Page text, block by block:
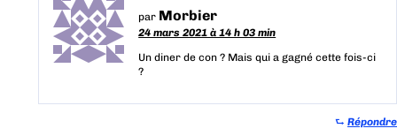
par Morbier
24 mars 2021 à 14 h 03 min
Un diner de con ? Mais qui a gagné cette fois-ci
?
⮑ Répondre